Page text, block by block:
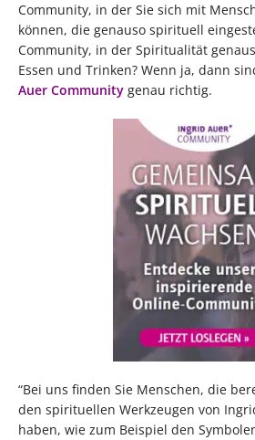
Community, in der Sie sich mit
können, die genauso spirituell
Community, in der Spiritualität
Essen und Trinken? Wenn ja, dann
Auer Community genau richtig.
“Bei uns finden Sie Menschen, die
den spirituellen Werkzeugen von
haben, wie zum Beispiel den